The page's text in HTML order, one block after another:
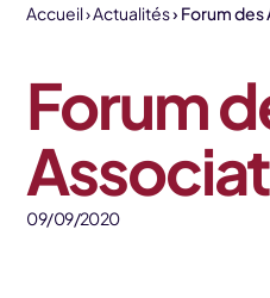
Accueil Actualités Forum des
Forum
09/09/2020